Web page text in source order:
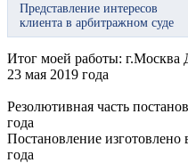
Представление интересов
клиента в арбитражном суде
Итог моей работы: г.Москва
23 мая 2019 года
Резолютивная часть
года
Постановление
года